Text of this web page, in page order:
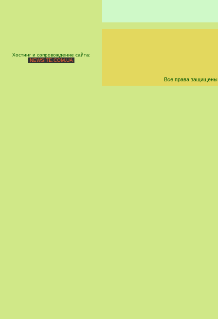
Хостинг и сопровождение сайта:
NEWSITE.COM.UA
Все права